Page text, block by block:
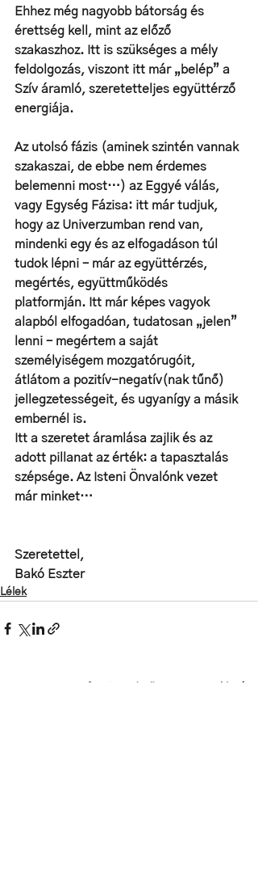
Ehhez még nagyobb bátorság és
érettség kell, mint az előző
szakaszhoz. Itt is szükséges a mély
feldolgozás, viszont itt már „belép” a
Szív áramló, szeretetteljes együttérző
energiája.
Az utolsó fázis (aminek szintén vannak
szakaszai, de ebbe nem érdemes
belemenni most…) az Eggyé válás,
vagy Egység Fázisa: itt már tudjuk,
hogy az Univerzumban rend van,
mindenki egy és az elfogadáson túl
tudok lépni – már az együttérzés,
megértés, együttműködés
platformján. Itt már képes vagyok
alapból elfogadóan, tudatosan „jelen”
lenni – megértem a saját
személyiségem mozgatórugóit,
átlátom a pozitív-negatív(nak tűnő)
jellegzetességeit, és ugyanígy a másik
embernél is.
Itt a szeretet áramlása zajlik és az
adott pillanat az érték: a tapasztalás
szépsége. Az Isteni Önvalónk vezet
már minket…
Szeretettel,
Bakó Eszter
Lélek